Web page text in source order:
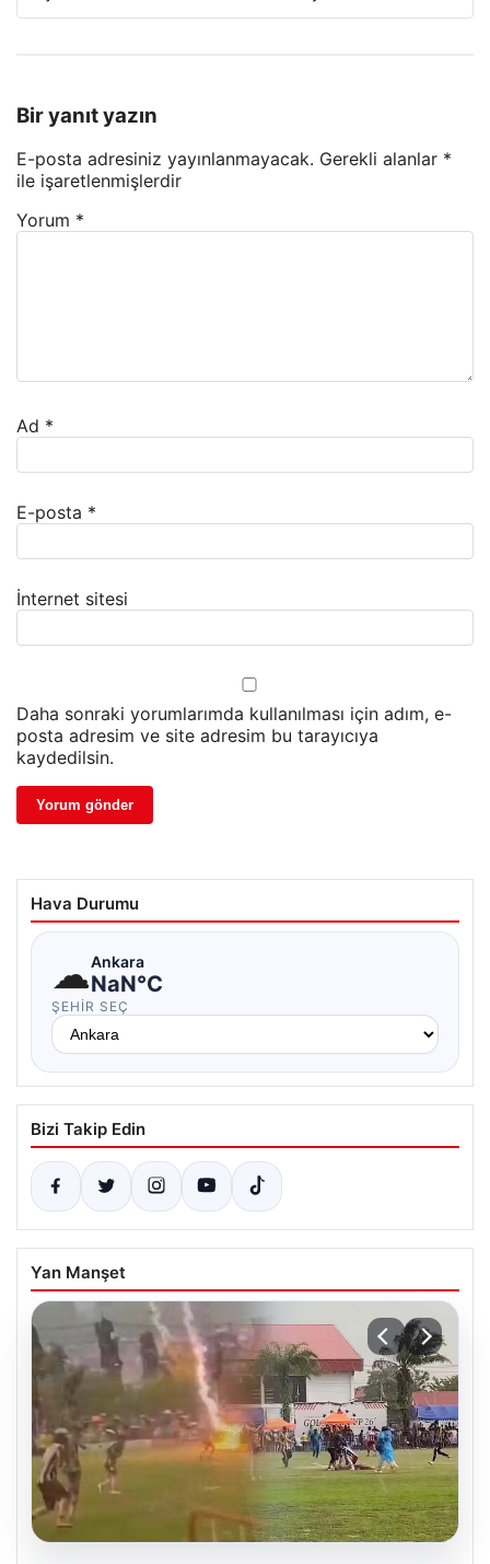
Bir yanıt yazın
E-posta adresiniz yayınlanmayacak. Gerekli alanlar *
ile işaretlenmişlerdir
Yorum *
Ad *
E-posta *
İnternet sitesi
Daha sonraki yorumlarımda kullanılması için adım, e-
posta adresim ve site adresim bu tarayıcıya
kaydedilsin.
Hava Durumu
☁Ankara
NaN°C
ŞEHIR SEÇ
Bizi Takip Edin
Yan Manşet